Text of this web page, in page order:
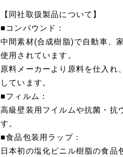
【同社取扱製品について】
■コンパウンド：
中間素材(合成樹脂)で自動車、
使用されています。
原料メーカーより原料を仕入れ
しています。
■フィルム：
高級壁装用フイルムや抗菌・抗
す。
■食品包装用ラップ：
日本初の塩化ビニル樹脂の食品